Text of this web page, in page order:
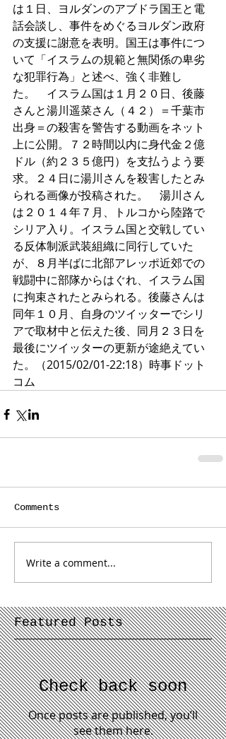
は１日、ヨルダンのアブドラ国王と電
話会談し、事件をめぐるヨルダン政府
の支援に謝意を表明。国王は事件につ
いて「イスラムの規範と無関係の卑劣
な犯罪行為」と述べ、強く非難し
た。　イスラム国は１月２０日、後藤
さんと湯川遥菜さん（４２）＝千葉市
出身＝の殺害を警告する動画をネット
上に公開。７２時間以内に身代金２億
ドル（約２３５億円）を支払うよう要
求。２４日に湯川さんを殺害したとみ
られる画像が投稿された。　湯川さん
は２０１４年７月、トルコから陸路で
シリア入り。イスラム国と交戦してい
る反体制派武装組織に同行していた
が、８月半ばに北部アレッポ近郊での
戦闘中に部隊からはぐれ、イスラム国
に拘束されたとみられる。後藤さんは
同年１０月、自身のツイッターでシリ
アで取材中と伝えた後、同月２３日を
最後にツイッターの更新が途絶えてい
た。（2015/02/01-22:18）時事ドット
コム
Comments
Write a comment...
Featured Posts
Check back soon
Once posts are published, you’ll
see them here.